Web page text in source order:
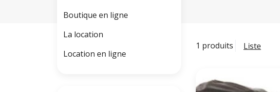
1 produits Liste
Boutique en ligne
La location
Location en ligne